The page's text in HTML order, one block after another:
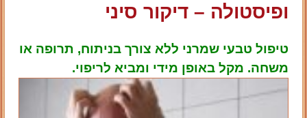
ופיסטולה – דיקור סיני
טיפול טבעי שמרני ללא צורך בניתוח, תרופה או
משחה. מקל באופן מידי ומביא לריפוי.